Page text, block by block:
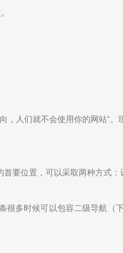
，人们就不会使用你的网站”
要位置，可以采取两种方式
很多时候可以包容二级导航